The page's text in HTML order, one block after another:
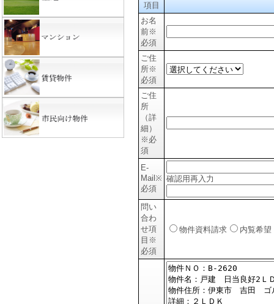
項目
お名
前※
必須
ご住
所※
必須
ご住
所
（詳
細）
※必
須
E-
Mail ※
必須
確認用再入力
問い
合わ
せ項
目 ※
必須
物件資料請求 内覧希望